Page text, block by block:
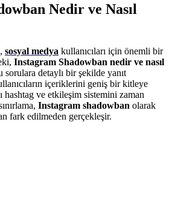
Nedir ve Nasıl
, sosyal medya kullanıcıları için önemli bir
Instagram Shadowban nedir ve nasıl
sorulara detaylı bir şekilde yanıt
içeriklerini geniş bir kitleye
hashtag ve etkileşim sistemini zaman
Instagram shadowban olarak
fark edilmeden gerçekleşir.